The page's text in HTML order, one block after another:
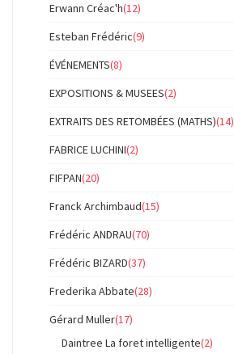
Erwann Créac'h(12)
Esteban Frédéric(9)
ÉVÉNEMENTS(8)
EXPOSITIONS & MUSEES(2)
EXTRAITS DES RETOMBÉES (MATHS)(14)
FABRICE LUCHINI(2)
FIFPAN(20)
Franck Archimbaud(15)
Frédéric ANDRAU(70)
Frédéric BIZARD(37)
Frederika Abbate(28)
Gérard Muller(17)
Daintree La foret intelligente(2)